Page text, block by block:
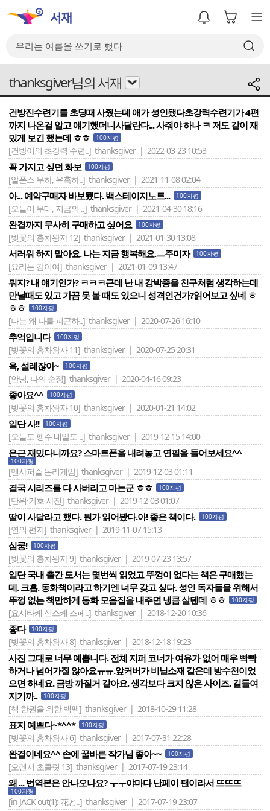
thanksgiver님의 서재
건방진수련기를 초딩때 사줬는데 애가 성인됐다초강력수련기가 4편
까지 나온걸 알고 얘기했더니사달란다... 사줘야 하나 ㅋ 저도 같이 재
밌게 보긴 했는데 ㅎㅎ
100자평
[건방이의 초강력 수련..] thanksgiver | 2022-03-23 10:53
꼭 가지고 싶던 화보 100자평
[알폰스 무하, 유혹하..] thanksgiver | 2021-11-08 02:04
아... 예약구매자 바보됐다. 백스테이지노트... 100자평
[오늘이 무대, 지금의 ..] thanksgiver | 2021-04-30 18:16
완결까지 무사히 구매하고 싶어요 100자평
[벚꽃의 홍차왕자 12] thanksgiver | 2021-01-30 13:08
서러워 하지 말아요. 나는 지금 행복해요.ㅡ주미자 100자평
[요리는 감이여] thanksgiver | 2021-01-09 13:47
뭐지? 내 얘기인가? ㅋㅋㅋ근데 난 내 강박증을 친구처럼 생각하는데
만날때도 있고 가끔 못 볼 때도 있으니 성격인건가?읽어보고 싶네 ㅎ
ㅎㅎ
100자평
[나는 왜 나를 피곤하..] thanksgiver | 2020-07-26 16:10
추억입니다 100자평
[벚꽃의 홍차왕자 11] thanksgiver | 2020-07-25 20:31
윽, 설레잖아~ 100자평
[안녕, 나의 순정] thanksgiver | 2020-04-16 09:23
좋아요^^ 100자평
[벚꽃의 홍차왕자 10] thanksgiver | 2020-01-21 14:02
일단 사!! 100자평
[오늘도 펭수 내일도 ..] thanksgiver | 2019-12-15 14:00
은근 재밌다니까요? 스마트폰을 내려놓고 연필을 들어보세요^^
100자평
[멘사퍼즐 논리게임] thanksgiver | 2019-12-03 01:11
결국 시리즈를 다 사버리고 마는군 ㅎㅎ 100자평
[단위·기호 사전] thanksgiver | 2019-12-03 01:07
딸이 사달라고 했다. 뭔가 읽어봤다.아! 좋은 책이다. 100자평
[연의 편지] thanksgiver | 2019-11-07 15:13
심쿵! 100자평
[벚꽃의 홍차왕자 9] thanksgiver | 2019-07-23 13:57
일단 국내 출간 도서는 몇번씩 읽었고 뚜껑이 없다는 책은 구매했는
데. 크흡. 동화책이라고 하기엔 너무 갖고 싶다. 성인 독자들을 위해서
뚜껑 없는 책만하게 동화 모음집을 내주면 냉큼 살텐데 ㅎㅎ
100자평
[요시타케 신스케 스페..] thanksgiver | 2018-12-20 10:36
좋다 100자평
[벚꽃의 홍차왕자 8] thanksgiver | 2018-12-18 19:23
사진 그대로 너무 예쁩니다. 전체 지퍼 코너가 여유가 없어 매우 빡빡
하거나 넘어가질 않아요ㅠㅠ.앞커버가 비닐소재 같은데 방수천이었
으면 하네요. 금방 까질거 같아요. 생각보다 크지 않은 사이즈. 길들여
지기까..
100자평
[책 한권을 위한 백팩] thanksgiver | 2018-10-29 11:28
표지 예쁘다~*^^* 100자평
[벚꽃의 홍차왕자 6] thanksgiver | 2017-07-31 22:28
완결이네요^^ 손에 꿀바른 작가님 좋아~~ 100자평
[오렌지 초콜릿 13] thanksgiver | 2017-07-19 23:14
왜 ... 번역본은 안나오나요? ㅜㅜ야마다 난페이 팬이라서 뜨뜨뜨
100자평
[in JACK out(1): 花と..] thanksgiver | 2017-07-19 23:07